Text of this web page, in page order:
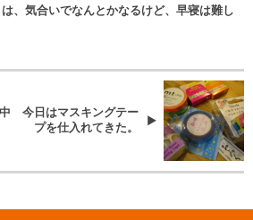
、気合いでなんとかなるけど、早寝は難し
今日はマスキングテー
プを仕入れてきた。